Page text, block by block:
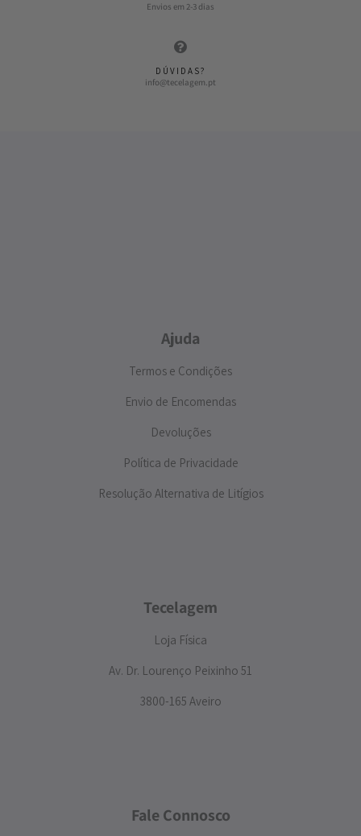
Envios em 2-3 dias
DÚVIDAS?
info@tecelagem.pt
Ajuda
Termos e Condições
Envio de Encomendas
Devoluções
Política de Privacidade
Resolução Alternativa de Litígios
Tecelagem
Loja Física
Av. Dr. Lourenço Peixinho 51
3800-165 Aveiro
Fale Connosco